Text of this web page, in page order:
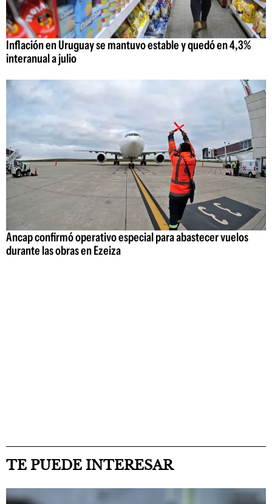
Inflación en Uruguay se mantuvo estable y quedó en 4,3%
interanual a julio
Ancap confirmó operativo especial para abastecer vuelos
durante las obras en Ezeiza
TE PUEDE INTERESAR